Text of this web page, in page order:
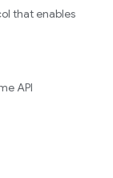
that enables
API